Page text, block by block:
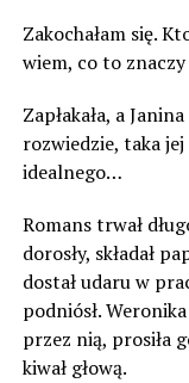
Zakochałam się.
wiem, co to
Zapłakała, a
rozwiedzie, taka
idealnego…
Romans trwał
dorosły, składał
dostał udaru w
podniósł.
przez nią, prosiła
kiwał głową.